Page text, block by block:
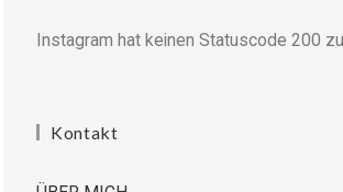
Instagram hat keinen Statuscode 200
Kontakt